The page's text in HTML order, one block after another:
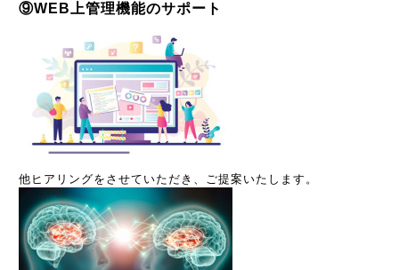
⑨WEB上管理機能のサポート
他ヒアリングをさせていただき、ご提案いたします。